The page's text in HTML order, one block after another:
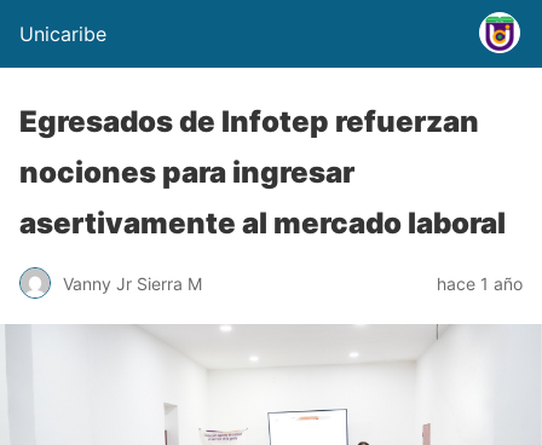
Unicaribe
Egresados de Infotep refuerzan
nociones para ingresar
asertivamente al mercado laboral
Vanny Jr Sierra M hace 1 año